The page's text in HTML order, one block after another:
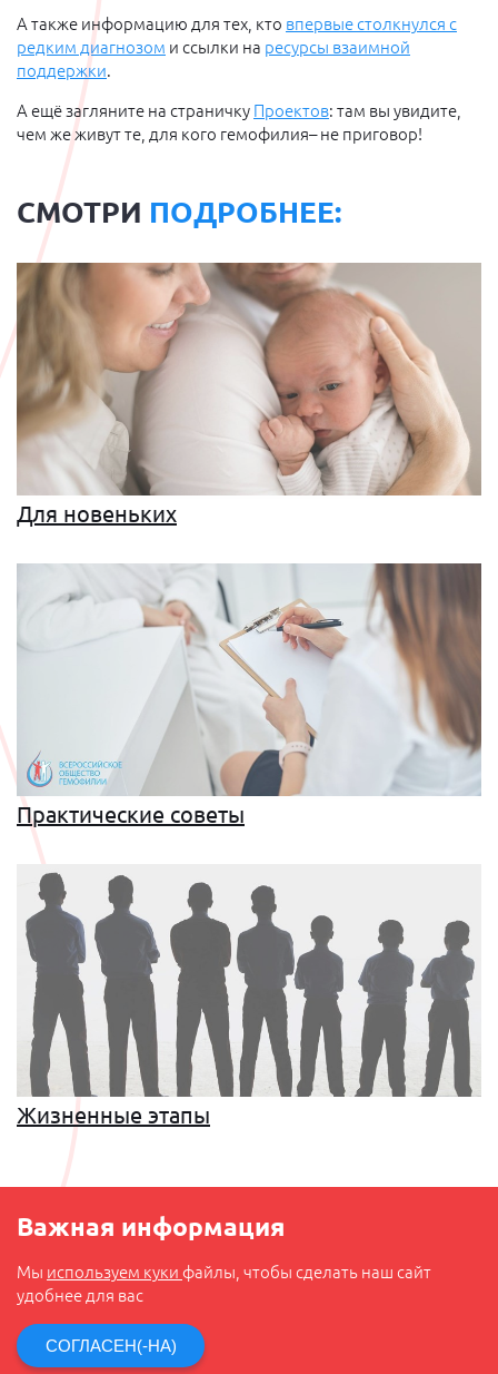
А также информацию для тех, кто впервые столкнулся с
редким диагнозом и ссылки на ресурсы взаимной
поддержки.
А ещё загляните на страничку Проектов: там вы увидите,
чем же живут те, для кого гемофилия– не приговор!
СМОТРИ ПОДРОБНЕЕ:
Для новеньких
Практические советы
Жизненные этапы
Важная информация
Мы используем куки файлы, чтобы сделать наш сайт
удобнее для вас
СОГЛАСЕН(-НА)